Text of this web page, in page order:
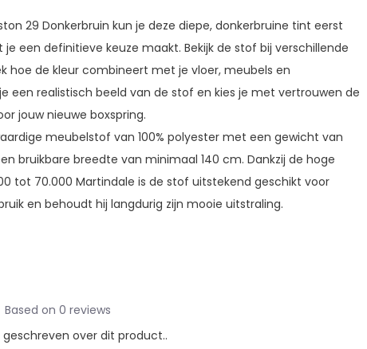
29 Donkerbruin kun je deze diepe, donkerbruine tint eerst
je een definitieve keuze maakt. Bekijk de stof bij verschillende
hoe de kleur combineert met je vloer, meubels en
een realistisch beeld van de stof en kies je met vertrouwen de
jouw nieuwe boxspring.
meubelstof van 100% polyester met een gewicht van
bruikbare breedte van minimaal 140 cm. Dankzij de hoge
tot 70.000 Martindale is de stof uitstekend geschikt voor
en behoudt hij langdurig zijn mooie uitstraling.
Based on 0 reviews
geschreven over dit product..